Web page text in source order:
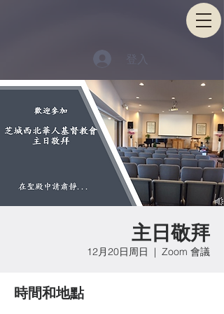
登入
主日敬拜
12月20日周日
  |
Zoom 會議
時間和地點